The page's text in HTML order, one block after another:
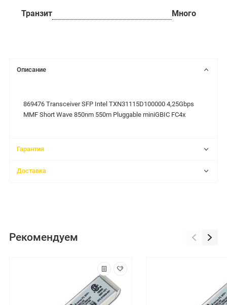
Транзит Много
Описание
869476 Transceiver SFP Intel TXN31115D100000 4,25Gbps
MMF Short Wave 850nm 550m Pluggable miniGBIC FC4x
Гарантия
Доставка
Рекомендуем